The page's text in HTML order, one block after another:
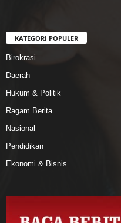
KATEGORI POPULER
Birokrasi
Daerah
Hukum & Politik
Ragam Berita
Nasional
Pendidikan
Ekonomi & Bisnis